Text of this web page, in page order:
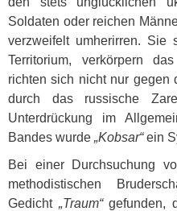
Soldaten oder reichen
verzweifelt umherirren. Sie
Territorium, verkörpern
richten sich nicht nur gegen
durch das russische
Unterdrückung im
Bandes wurde „Kobsar“ein
Bei einer Durchsuchung
methodistischen
Gedicht „Traum“gefunden,